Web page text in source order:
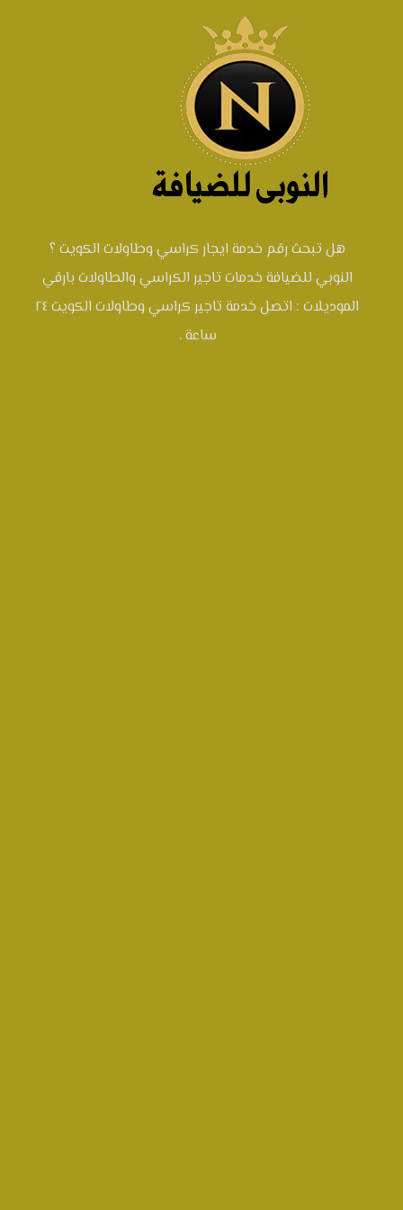
هل تبحث رقم خدمة ايجار كراسي وطاولات الكويت ؟
النوبي للضيافة خدمات تاجير الكراسي والطاولات بارقي
الموديلات : اتصل خدمة تاجير كراسي وطاولات الكويت ٢٤
ساعة .